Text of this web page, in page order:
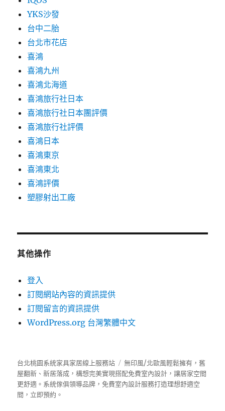
YKS沙發
台中二胎
台北市花店
喜鴻
喜鴻九州
喜鴻北海道
喜鴻旅行社日本
喜鴻旅行社日本團評價
喜鴻旅行社評價
喜鴻日本
喜鴻東京
喜鴻東北
喜鴻評價
塑膠射出工廠
其他操作
登入
訂閱網站內容的資訊提供
訂閱留言的資訊提供
WordPress.org 台灣繁體中文
台北桃園系統家具家居線上服務站
無印風/北歐風輕鬆擁有，舊
屋翻新、新居落成，構想完美實現搭配免費室內設計，讓居家空間
更舒適。 系統傢俱領導品牌，免費室內設計服務打造理想舒適空
間，立即預約。